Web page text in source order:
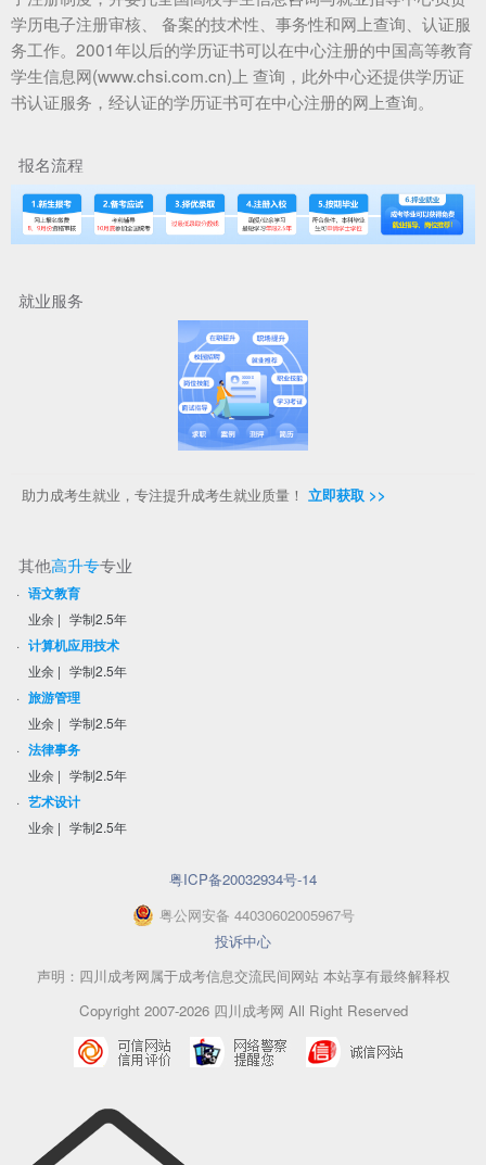
学历电子注册审核、 备案的技术性、事务性和网上查询、认证服
务工作。2001年以后的学历证书可以在中心注册的中国高等教育
学生信息网(www.chsi.com.cn)上 查询，此外中心还提供学历证
书认证服务，经认证的学历证书可在中心注册的网上查询。
报名流程
就业服务
助力成考生就业，专注提升成考生就业质量！ 立即获取 >>
其他高升专专业
· 语文教育
业余 | 学制2.5年
· 计算机应用技术
业余 | 学制2.5年
· 旅游管理
业余 | 学制2.5年
· 法律事务
业余 | 学制2.5年
· 艺术设计
业余 | 学制2.5年
粤ICP备20032934号-14
粤公网安备 44030602005967号
投诉中心
声明：四川成考网属于成考信息交流民间网站 本站享有最终解释权
Copyright 2007-2026 四川成考网 All Right Reserved